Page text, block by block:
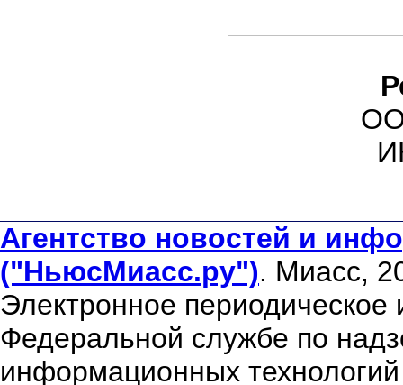
Агентство новостей и
("НьюсМиасс.ру"). Миасс,
Электронное периодическое
Федеральной службе по
информационных